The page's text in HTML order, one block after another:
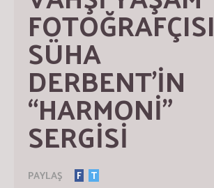
FOTOĞRAFÇISI
SÜHA
DERBENT’İN
“HARMONİ”
SERGİSİ
PAYLAŞ F T